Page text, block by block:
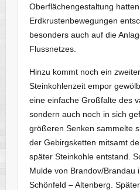
Oberflächengestaltung
Erdkrustenbewegungen
besonders auch auf die
Flussnetzes.
Hinzu kommt noch ein
Steinkohlenzeit empor
eine einfache Großfalte des
sondern auch noch in sich
größeren Senken sammelte
der Gebirgsketten mitsamt
später Steinkohle entstand.
Mulde von Brandov/Brandau
Schönfeld – Altenberg.